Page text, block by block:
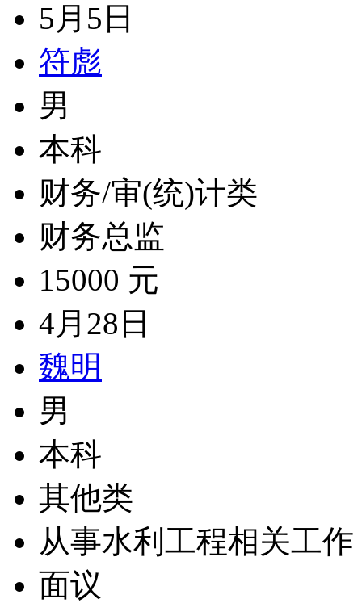
5月5日
符彪
男
本科
财务/审(统)计类
财务总监
15000 元
4月28日
魏明
男
本科
其他类
从事水利工程相关工作
面议